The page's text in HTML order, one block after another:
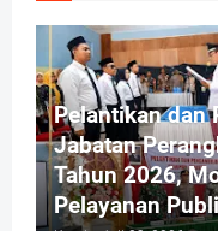
Pelantikan dan
Jabatan
Tahun 2026,
Pelayanan